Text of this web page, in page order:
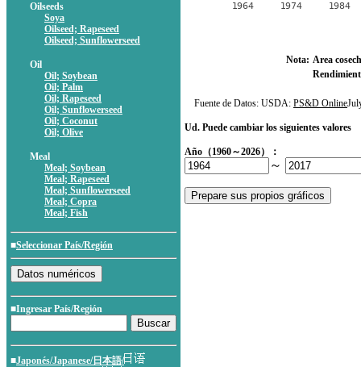
Oilseeds
Soya
Oilseed; Rapeseed
Oilseed; Sunflowerseed
Oil
Oil; Soybean
Oil; Palm
Oil; Rapeseed
Oil; Sunflowerseed
Oil; Coconut
Oil; Olive
Meal
Meal; Soybean
Meal; Rapeseed
Meal; Sunflowerseed
Meal; Copra
Meal; Fish
■Seleccionar País/Región
■Ingresar País/Región
■Japonés/Japanese/日本語/
Nota: Area
Fuente de Datos: USDA: PS&D Online
Ud. Puede cambiar los siguientes valores
Año（1960～2026）：
～